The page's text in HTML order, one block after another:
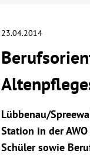
23.04.2014
Lübbenau/
Station in der
Schüler sowie